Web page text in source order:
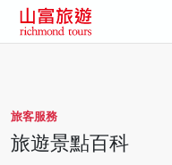
旅客服務
旅遊景點百科